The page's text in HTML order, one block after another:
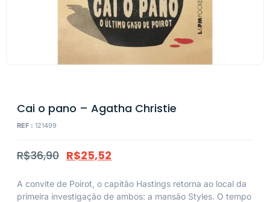
Cai o pano – Agatha Christie
REF : 121499
R$36,90 R$25,52
A convite de Poirot, o capitão Hastings retorna ao local da
primeira investigação de ambos: a mansão Styles. O tempo